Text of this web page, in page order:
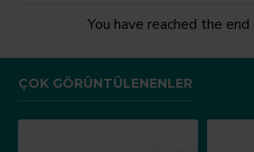
You have reached the
ÇOK GÖRÜNTÜLENENLER